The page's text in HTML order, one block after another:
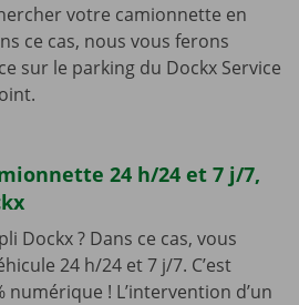
votre camionnette en
ce cas, nous vous ferons
sur le parking du Dockx Service
24 h/24 et 7 j/7,
Dockx ? Dans ce cas, vous
24 h/24 et 7 j/7. C’est
numérique ! L’intervention d’un